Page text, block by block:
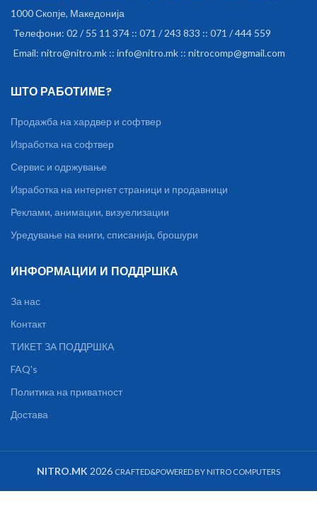
1000 Скопје, Македонија
Телефони: 02 / 55 11 374 :: 071 / 243 833 :: 071 / 444 559
Email: nitro@nitro.mk :: info@nitro.mk :: nitrocomp@gmail.com
ШТО РАБОТИМЕ?
Продажба на хардвер и софтвер
Изработка на софтвер
Сервис и одржување
Изработка на интернет страници и продавници
Реклами, анимации, визуелизации
Уредување на книги, списанија, брошури
ИНФОРМАЦИИ И ПОДДРШКА
За нас
Контакт
ТИКЕТ ЗА ПОДДРШКА
FAQ's
Политика на приватност
Достава
NITRO.MK 2026 CRAFTED&POWERED BY NITRO COMPUTERS
LC-Power